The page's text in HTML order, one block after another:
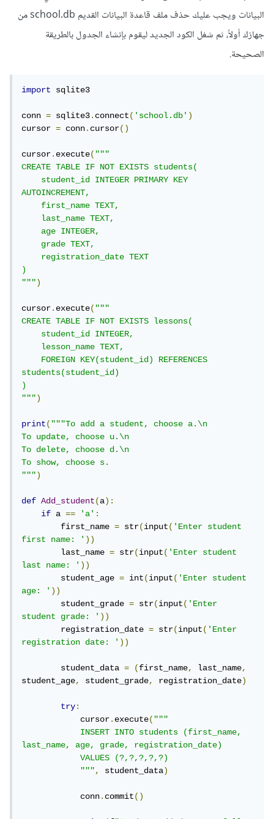
البيانات ويجب عليك حذف ملف قاعدة البيانات القديم school.db من
جهازك أولاً، ثم شغل الكود الجديد ليقوم بإنشاء الجدول بالطريقة
الصحيحة.
import sqlite3
conn = sqlite3.connect('school.db')
cursor = conn.cursor()
cursor.execute("""
CREATE TABLE IF NOT EXISTS students(
    student_id INTEGER PRIMARY KEY
AUTOINCREMENT,
    first_name TEXT,
    last_name TEXT,
    age INTEGER,
    grade TEXT,
    registration_date TEXT
)
""")
cursor.execute("""
CREATE TABLE IF NOT EXISTS lessons(
    student_id INTEGER,
    lesson_name TEXT,
    FOREIGN KEY(student_id) REFERENCES
students(student_id)
)
""")
print("""To add a student, choose a.\n
To update, choose u.\n
To delete, choose d.\n
To show, choose s.
""")
def Add_student(a):
if a == 'a':
        first_name
= str(input('Enter student
first name: '))
        last_name
= str(input('Enter student
last name: '))
        student_age
= int(input('Enter student
age: '))
        student_grade
= str(input('Enter
student grade: '))
        registration_date
= str(input('Enter
registration date: '))
        student_data
= (first_name, last_name,
student_age, student_grade, registration_date)
try:
            cursor
.execute("""
            INSERT INTO students (first_name,
last_name, age, grade, registration_date)
            VALUES (?,?,?,?,?)
            """
, student_data)
            conn
.commit()